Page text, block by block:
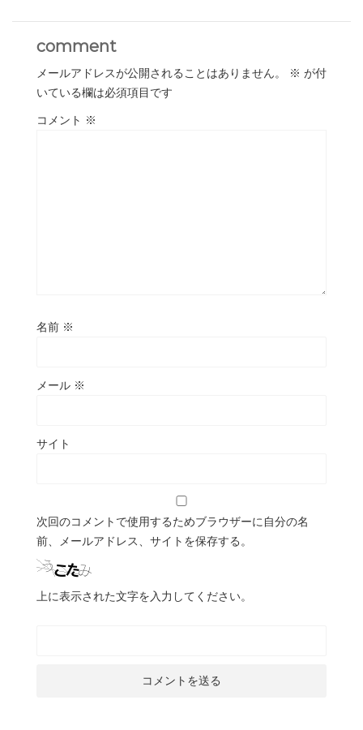
comment
メールアドレスが公開されることはありません。 ※ が付
いている欄は必須項目です
コメント ※
名前 ※
メール ※
サイト
次回のコメントで使用するためブラウザーに自分の名
前、メールアドレス、サイトを保存する。
上に表示された文字を入力してください。